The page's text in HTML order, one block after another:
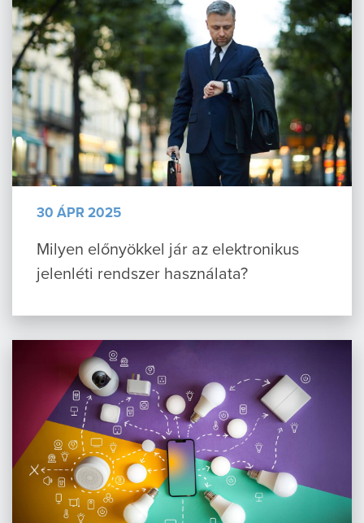
30 ÁPR 2025
Milyen előnyökkel jár az elektronikus
jelenléti rendszer használata?